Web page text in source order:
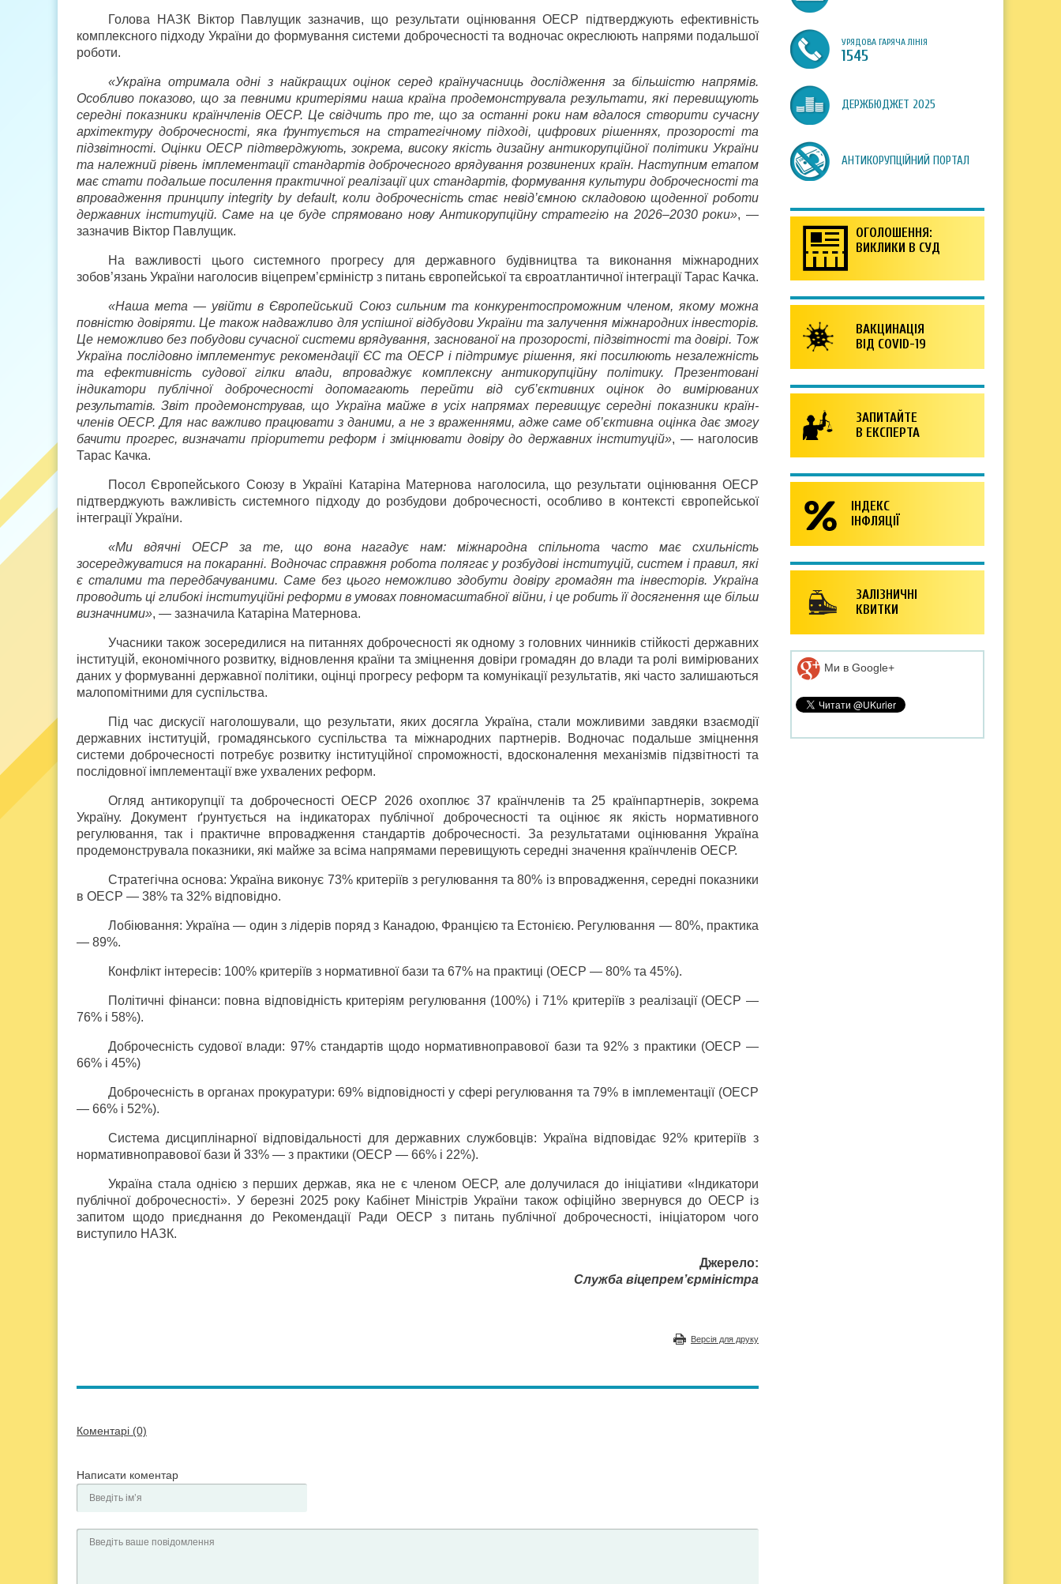
Голова НАЗК Віктор Павлущик зазначив, що результати оцінювання ОЕСР підтверджують ефективність
комплексного підходу України до формування системи доброчесності та водночас окреслюють напрями подальшої
роботи.
«Україна отримала одні з найкращих оцінок серед країн­учасниць дослідження за більшістю напрямів.
Особливо показово, що за певними критеріями наша країна продемонструвала результати, які перевищують
середні показники країн­членів ОЕСР. Це свідчить про те, що за останні роки нам вдалося створити сучасну
архітектуру доброчесності, яка ґрунтується на стратегічному підході, цифрових рішеннях, прозорості та
підзвітності. Оцінки ОЕСР підтверджують, зокрема, високу якість дизайну антикорупційної політики України
та належний рівень імплементації стандартів доброчесного врядування розвинених країн. Наступним етапом
має стати подальше посилення практичної реалізації цих стандартів, формування культури доброчесності та
впровадження принципу integrity by default, коли доброчесність стає невід’ємною складовою щоденної роботи
державних інституцій. Саме на це буде спрямовано нову Антикорупційну стратегію на 2026–2030 роки», —
зазначив Віктор Павлущик.
На важливості цього системного прогресу для державного будівництва та виконання міжнародних
зобов’язань України наголосив віцепрем’єр­міністр з питань європейської та євроатлантичної інтеграції Тарас Качка.
«Наша мета — увійти в Європейський Союз сильним та конкурентоспроможним членом, якому можна
повністю довіряти. Це також надважливо для успішної відбудови України та залучення міжнародних інвесторів.
Це неможливо без побудови сучасної системи врядування, заснованої на прозорості, підзвітності та довірі. Тож
Україна послідовно імплементує рекомендації ЄС та ОЕСР і підтримує рішення, які посилюють незалежність
та ефективність судової гілки влади, впроваджує комплексну антикорупційну політику. Презентовані
індикатори публічної доброчесності допомагають перейти від суб’єктивних оцінок до вимірюваних
результатів. Звіт продемонстрував, що Україна майже в усіх напрямах перевищує середні показники країн­
членів ОЕСР. Для нас важливо працювати з даними, а не з враженнями, адже саме об’єктивна оцінка дає змогу
бачити прогрес, визначати пріоритети реформ і зміцнювати довіру до державних інституцій», — наголосив
Тарас Качка.
Посол Європейського Союзу в Україні Катаріна Матернова наголосила, що результати оцінювання ОЕСР
підтверджують важливість системного підходу до розбудови доброчесності, особливо в контексті європейської
інтеграції України.
«Ми вдячні ОЕСР за те, що вона нагадує нам: міжнародна спільнота часто має схильність
зосереджуватися на покаранні. Водночас справжня робота полягає у розбудові інституцій, систем і правил, які
є сталими та передбачуваними. Саме без цього неможливо здобути довіру громадян та інвесторів. Україна
проводить ці глибокі інституційні реформи в умовах повномасштабної війни, і це робить її досягнення ще більш
визначними», — зазначила Катаріна Матернова.
Учасники також зосередилися на питаннях доброчесності як одному з головних чинників стійкості державних
інституцій, економічного розвитку, відновлення країни та зміцнення довіри громадян до влади та ролі вимірюваних
даних у формуванні державної політики, оцінці прогресу реформ та комунікації результатів, які часто залишаються
малопомітними для суспільства.
Під час дискусії наголошували, що результати, яких досягла Україна, стали можливими завдяки взаємодії
державних інституцій, громадянського суспільства та міжнародних партнерів. Водночас подальше зміцнення
системи доброчесності потребує розвитку інституційної спроможності, вдосконалення механізмів підзвітності та
послідовної імплементації вже ухвалених реформ.
Огляд антикорупції та доброчесності ОЕСР 2026 охоплює 37 країн­членів та 25 країн­партнерів, зокрема
Україну. Документ ґрунтується на індикаторах публічної доброчесності та оцінює як якість нормативного
регулювання, так і практичне впровадження стандартів доброчесності. За результатами оцінювання Україна
продемонструвала показники, які майже за всіма напрямами перевищують середні значення країн­членів ОЕСР.
Стратегічна основа: Україна виконує 73% критеріїв з регулювання та 80% із впровадження, середні показники
в ОЕСР — 38% та 32% відповідно.
Лобіювання: Україна — один з лідерів поряд з Канадою, Францією та Естонією. Регулювання — 80%, практика
— 89%.
Конфлікт інтересів: 100% критеріїв з нормативної бази та 67% на практиці (ОЕСР — 80% та 45%).
Політичні фінанси: повна відповідність критеріям регулювання (100%) і 71% критеріїв з реалізації (ОЕСР —
76% і 58%).
Доброчесність судової влади: 97% стандартів щодо нормативно­правової бази та 92% з практики (ОЕСР —
66% і 45%)
Доброчесність в органах прокуратури: 69% відповідності у сфері регулювання та 79% в імплементації (ОЕСР
— 66% і 52%).
Система дисциплінарної відповідальності для державних службовців: Україна відповідає 92% критеріїв з
нормативно­правової бази й 33% — з практики (ОЕСР — 66% і 22%).
Україна стала однією з перших держав, яка не є членом ОЕСР, але долучилася до ініціативи «Індикатори
публічної доброчесності». У березні 2025 року Кабінет Міністрів України також офіційно звернувся до ОЕСР із
запитом щодо приєднання до Рекомендації Ради ОЕСР з питань публічної доброчесності, ініціатором чого
виступило НАЗК.
Джерело:
Служба віцепрем’єр­міністра
Версія для друку
Коментарі (0)
Написати коментар
УРЯДОВА ГАРЯЧА ЛІНІЯ
1545
ДЕРЖБЮДЖЕТ 2025
АНТИКОРУПЦІЙНИЙ ПОРТАЛ
ОГОЛОШЕННЯ:
ВИКЛИКИ В СУД
ВАКЦИНАЦІЯ
ВІД COVID-19
ЗАПИТАЙТЕ
В ЕКСПЕРТА
ІНДЕКС
ІНФЛЯЦІЇ
ЗАЛІЗНИЧНІ
КВИТКИ
Ми в Google+